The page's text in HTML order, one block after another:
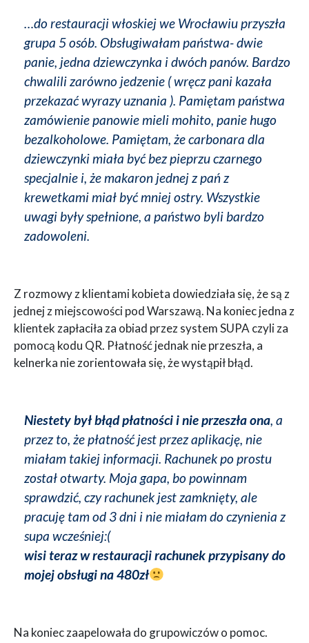
…do restauracji włoskiej we Wrocławiu przyszła
grupa 5 osób. Obsługiwałam państwa- dwie
panie, jedna dziewczynka i dwóch panów. Bardzo
chwalili zarówno jedzenie ( wręcz pani kazała
przekazać wyrazy uznania ). Pamiętam państwa
zamówienie panowie mieli mohito, panie hugo
bezalkoholowe. Pamiętam, że carbonara dla
dziewczynki miała być bez pieprzu czarnego
specjalnie i, że makaron jednej z pań z
krewetkami miał być mniej ostry. Wszystkie
uwagi były spełnione, a państwo byli bardzo
zadowoleni.
Z rozmowy z klientami kobieta dowiedziała się, że są z
jednej z miejscowości pod Warszawą. Na koniec jedna z
klientek zapłaciła za obiad przez system SUPA czyli za
pomocą kodu QR. Płatność jednak nie przeszła, a
kelnerka nie zorientowała się, że wystąpił błąd.
Niestety był błąd płatności i nie przeszła ona, a
przez to, że płatność jest przez aplikację, nie
miałam takiej informacji. Rachunek po prostu
został otwarty. Moja gapa, bo powinnam
sprawdzić, czy rachunek jest zamknięty, ale
pracuję tam od 3 dni i nie miałam do czynienia z
supa wcześniej:(
wisi teraz w restauracji rachunek przypisany do
mojej obsługi na480zł
Na koniec zaapelowała do grupowiczów o pomoc.